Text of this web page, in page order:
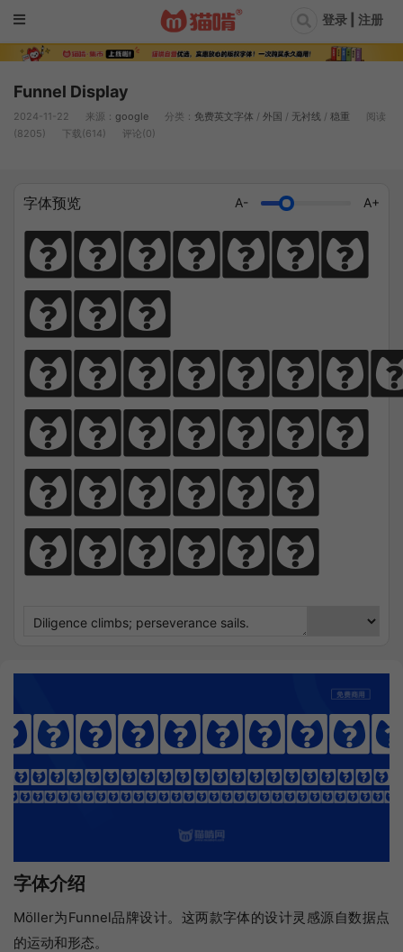
登录 | 注册
Funnel Display
2024-11-22 来源： google 分类： 免费英文字体 / 外国 / 无衬线 / 稳重
阅读
(8205)
下载(614) 评论(0)
字体预览 A- A+
Diligen
ce
climbs;
perseve
rance
sails.
SEEK NOTHING
Sharpens Love, presence
字体介绍
Möller为Funnel品牌设计。这两款字体的设计灵感源自数据点
的运动和形态。